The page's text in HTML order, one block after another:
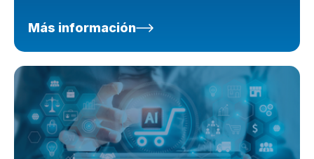
Más información